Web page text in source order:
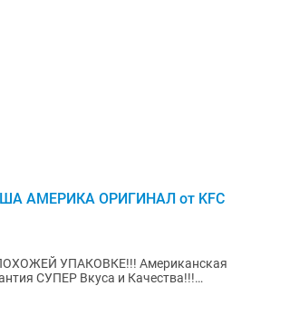
АМЕРИКА ОРИГИНАЛ от KFC
Американская
СУПЕР Вкуса и Качества!!!